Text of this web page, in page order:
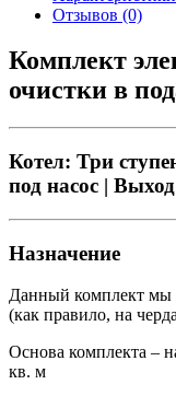
Отзывов (0)
Комплект
очистки в
Котел: Три
под насос |
Назначение
Данный комплект мы
(как правило, на
Основа комплекта –
кв. м